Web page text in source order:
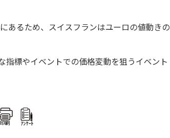
あるため、スイスフランはユーロの値動きの
標やイベントでの価格変動を狙うイベント
印刷 ｱﾝｹｰﾄ